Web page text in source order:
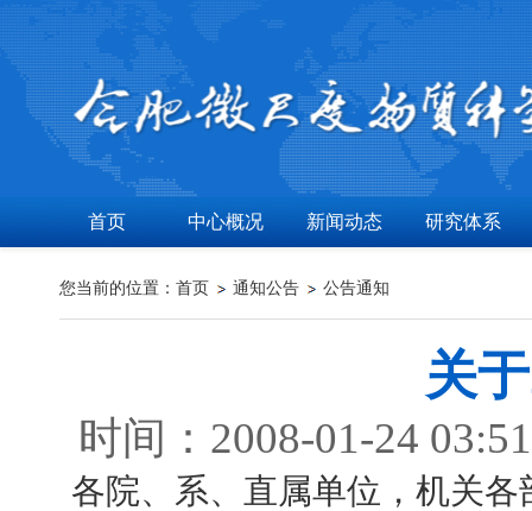
首页 中心概况 新闻动态 研究体系
您当前的位置： 首页 通知公告 公告通知
关
时间：2008-01-24
各院、系、直属单位，机关各